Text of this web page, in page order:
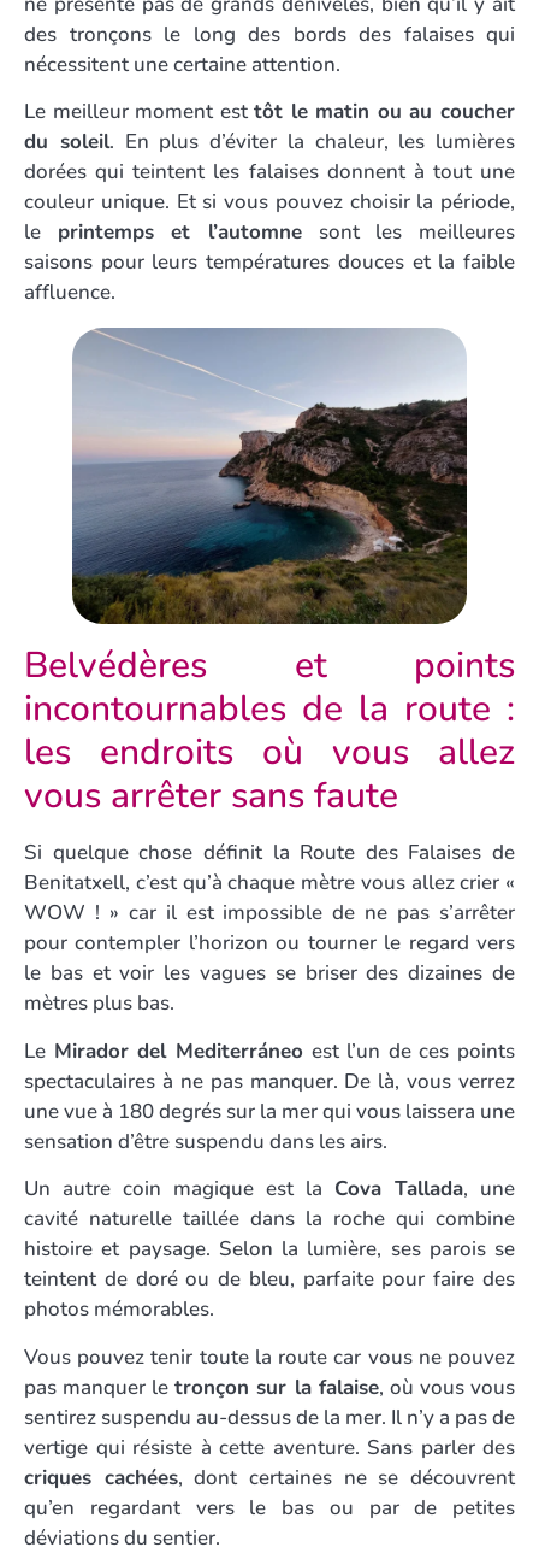
des tronçons le long des bords des falaises qui
nécessitent une certaine attention.
Le meilleur moment esttôt le matin ou au coucher
du soleil. En plus d’éviter la chaleur, les lumières
dorées qui teintent les falaises donnent à tout une
couleur unique. Et si vous pouvez choisir la période,
le printemps et l’automne sont les meilleures
saisons pour leurs températures douces et la faible
affluence.
Belvédères et points
incontournables de la route :
les endroits où vous allez
vous arrêter sans faute
Si quelque chose définit la Route des Falaises de
Benitatxell, c’est qu’à chaque mètre vous allez crier «
WOW ! » car il est impossible de ne pas s’arrêter
pour contempler l’horizon ou tourner le regard vers
le bas et voir les vagues se briser des dizaines de
mètres plus bas.
Le Mirador del Mediterráneo est l’un de ces points
spectaculaires à ne pas manquer. De là, vous verrez
une vue à 180 degrés sur la mer qui vous laissera une
sensation d’être suspendu dans les airs.
Un autre coin magique est la Cova Tallada, une
cavité naturelle taillée dans la roche qui combine
histoire et paysage. Selon la lumière, ses parois se
teintent de doré ou de bleu, parfaite pour faire des
photos mémorables.
Vous pouvez tenir toute la route car vous ne pouvez
pas manquer letronçon sur la falaise, où vous vous
sentirez suspendu au-dessus de la mer. Il n’y a pas de
vertige qui résiste à cette aventure. Sans parler des
criques cachées, dont certaines ne se découvrent
qu’en regardant vers le bas ou par de petites
déviations du sentier.